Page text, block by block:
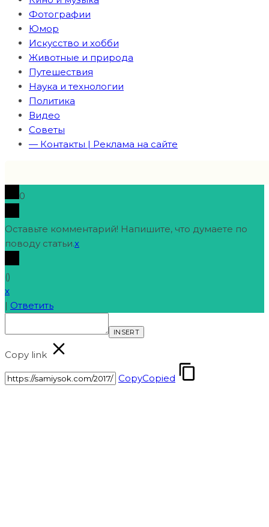
Фотографии
Юмор
Искусство и хобби
Животные и природа
Путешествия
Наука и технологии
Политика
Видео
Советы
— Контакты | Реклама на сайте
0
Оставьте комментарий! Напишите, что думаете по
поводу статьи.x
()
x
| Ответить
INSERT
Copy link
CopyCopied